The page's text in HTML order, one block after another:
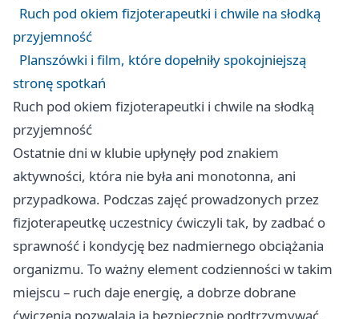
Ruch pod okiem fizjoterapeutki i chwile na słodką
przyjemność
Planszówki i film, które dopełniły spokojniejszą
stronę spotkań
Ruch pod okiem fizjoterapeutki i chwile na słodką
przyjemność
Ostatnie dni w klubie upłynęły pod znakiem
aktywności, która nie była ani monotonna, ani
przypadkowa. Podczas zajęć prowadzonych przez
fizjoterapeutkę uczestnicy ćwiczyli tak, by zadbać o
sprawność i kondycję bez nadmiernego obciążania
organizmu. To ważny element codzienności w takim
miejscu – ruch daje energię, a dobrze dobrane